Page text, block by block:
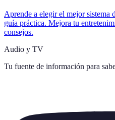
Aprende a elegir el mejor sistema
guía práctica. Mejora tu
consejos.
Audio y TV
Tu fuente de información para